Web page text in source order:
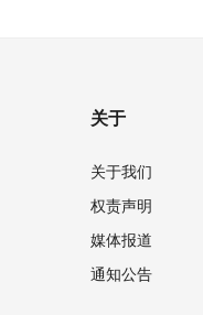
关于
关于我们
权责声明
媒体报道
通知公告